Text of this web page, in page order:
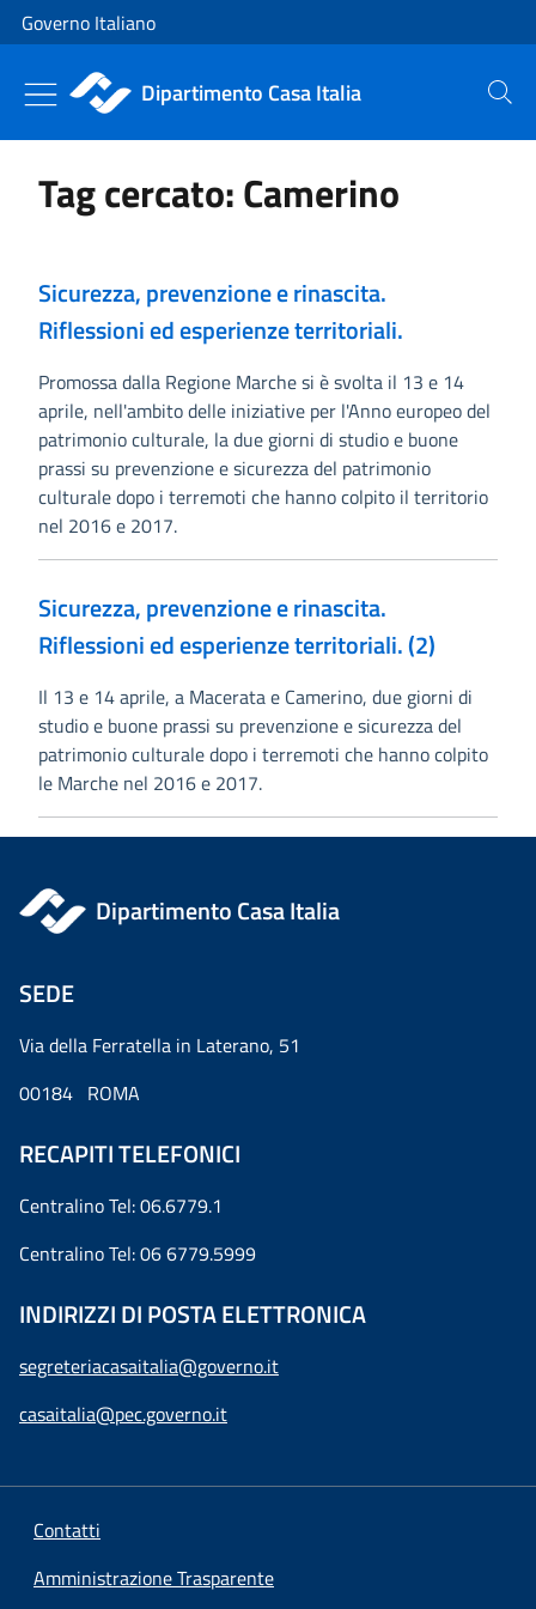
Vai al contenuto
Vai alla navigazione del sito
Governo Italiano
Dipartimento Casa Italia Cerca
Tag cercato: Camerino
Sicurezza, prevenzione e rinascita.
Riflessioni ed esperienze territoriali.
Promossa dalla Regione Marche si è svolta il 13 e 14
aprile, nell'ambito delle iniziative per l'Anno europeo del
patrimonio culturale, la due giorni di studio e buone
prassi su prevenzione e sicurezza del patrimonio
culturale dopo i terremoti che hanno colpito il territorio
nel 2016 e 2017.
Sicurezza, prevenzione e rinascita.
Riflessioni ed esperienze territoriali. (2)
Il 13 e 14 aprile, a Macerata e Camerino, due giorni di
studio e buone prassi su prevenzione e sicurezza del
patrimonio culturale dopo i terremoti che hanno colpito
le Marche nel 2016 e 2017.
Dipartimento Casa Italia
SEDE
Via della Ferratella in Laterano, 51
00184 ROMA
RECAPITI TELEFONICI
Centralino Tel: 06.6779.1
Centralino Tel: 06 6779.5999
INDIRIZZI DI POSTA ELETTRONICA
segreteriacasaitalia@governo.it
casaitalia@pec.governo.it
Contatti
Amministrazione Trasparente